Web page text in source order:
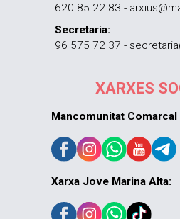
620 85 22 83 -
Secretaria:
96 575 72 37 -
XARXES
Mancomunitat Comarcal
Xarxa Jove Marina Alta: